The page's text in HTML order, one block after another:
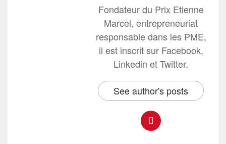
Fondateur du Prix Etienne
Marcel, entrepreneuriat
responsable dans les PME,
il est inscrit sur Facebook,
Linkedin et Twitter.
See author's posts